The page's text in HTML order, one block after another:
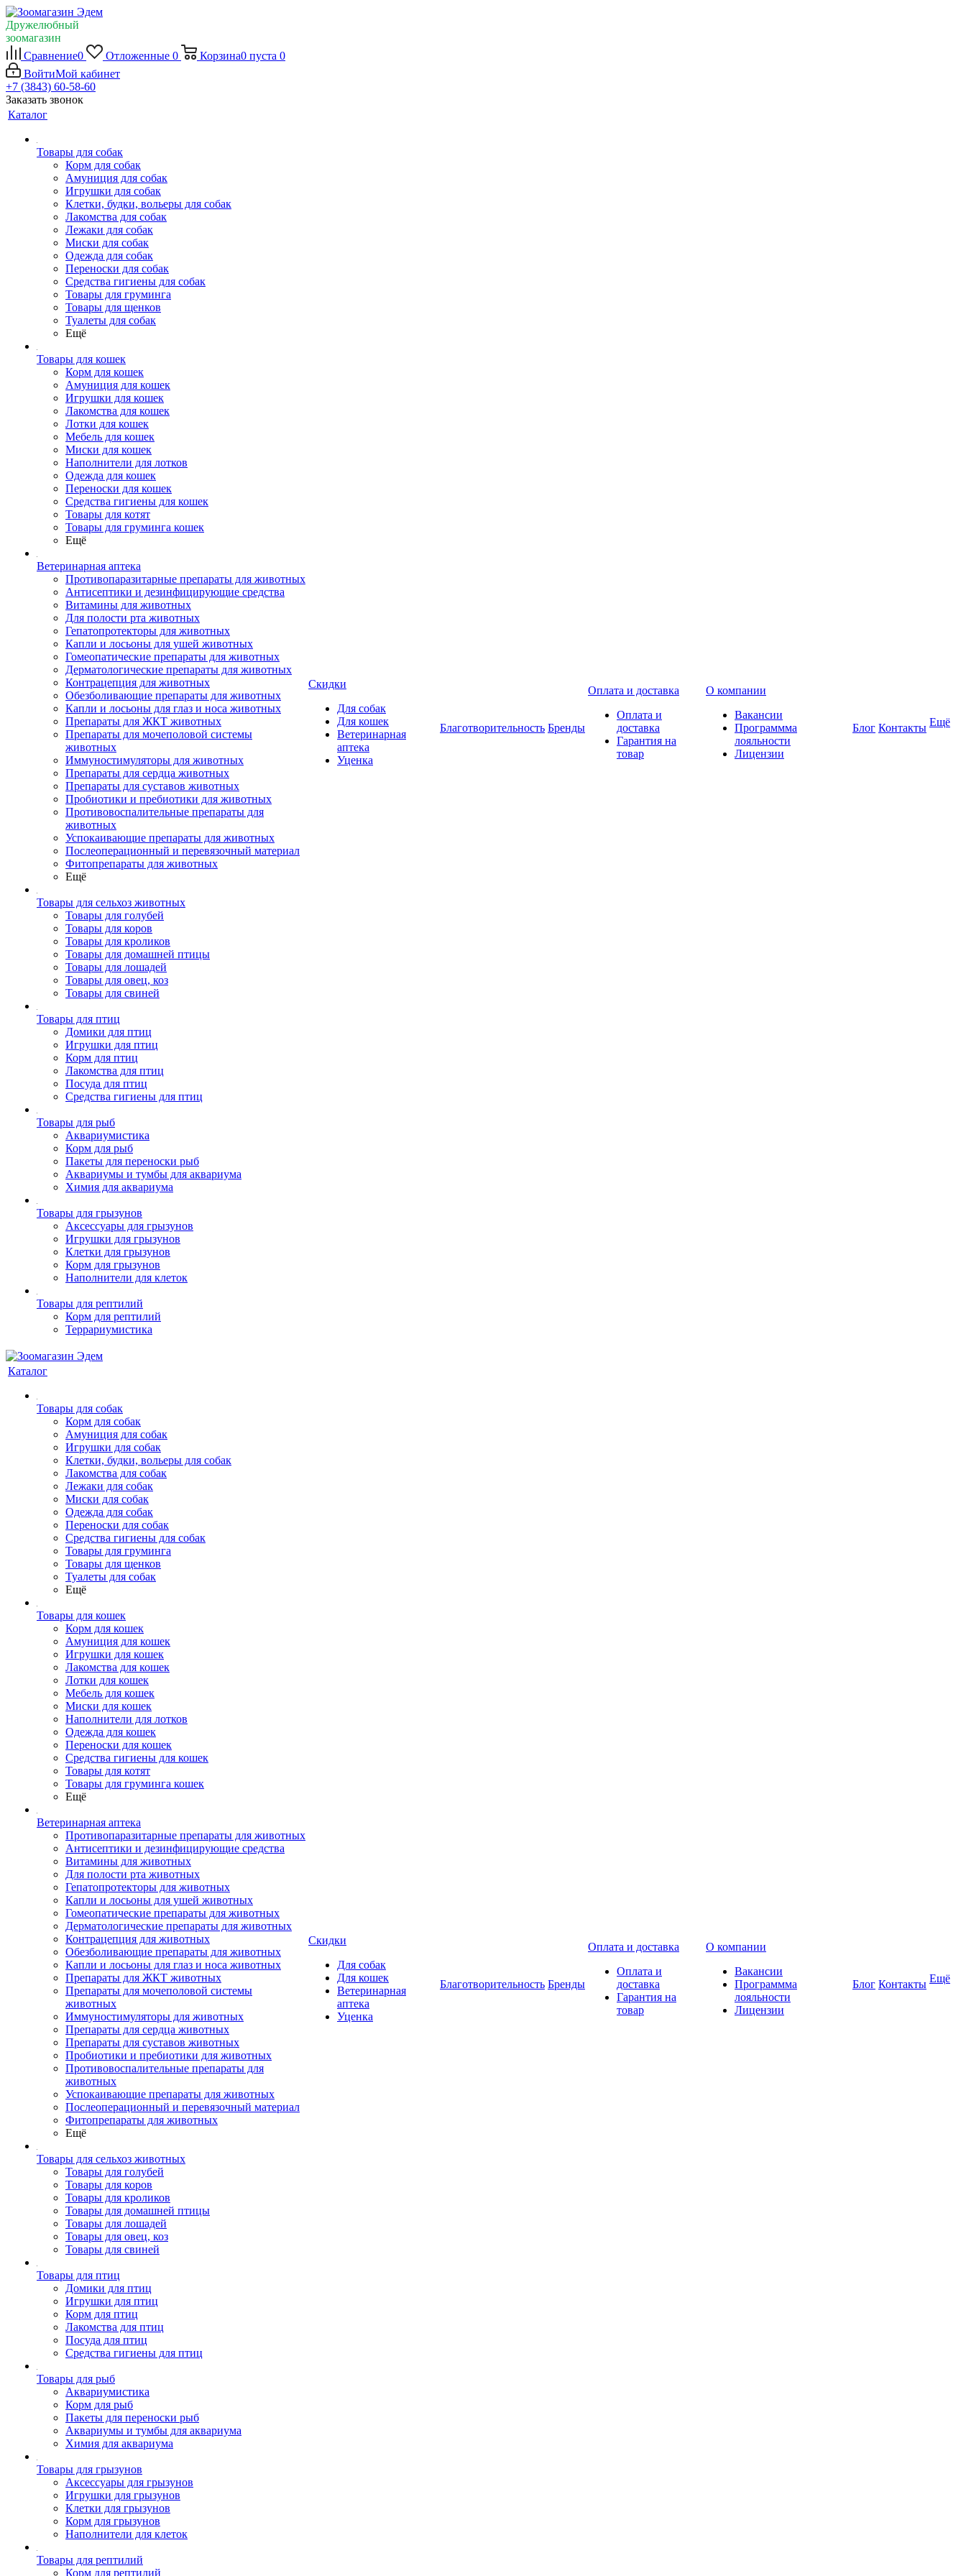
Дружелюбный
зоомагазин
Сравнение0 Отложенные 0 Корзина0 пуста 0
ВойтиМой кабинет
+7 (3843) 60-58-60
Заказать звонок
Каталог
Товары для собак
Корм для собак
Амуниция для собак
Игрушки для собак
Клетки, будки, вольеры для собак
Лакомства для собак
Лежаки для собак
Миски для собак
Одежда для собак
Переноски для собак
Средства гигиены для собак
Товары для груминга
Товары для щенков
Туалеты для собак
Ещё
Товары для кошек
Корм для кошек
Амуниция для кошек
Игрушки для кошек
Лакомства для кошек
Лотки для кошек
Мебель для кошек
Миски для кошек
Наполнители для лотков
Одежда для кошек
Переноски для кошек
Средства гигиены для кошек
Товары для котят
Товары для груминга кошек
Ещё
Ветеринарная аптека
Противопаразитарные препараты для животных
Антисептики и дезинфицирующие средства
Витамины для животных
Для полости рта животных
Гепатопротекторы для животных
Капли и лосьоны для ушей животных
Гомеопатические препараты для животных
Дерматологические препараты для животных
Контрацепция для животных
Обезболивающие препараты для животных
Капли и лосьоны для глаз и носа животных
Препараты для ЖКТ животных
Препараты для мочеполовой системы
животных
Иммуностимуляторы для животных
Препараты для сердца животных
Препараты для суставов животных
Пробиотики и пребиотики для животных
Противовоспалительные препараты для
животных
Успокаивающие препараты для животных
Послеоперационный и перевязочный материал
Фитопрепараты для животных
Ещё
Товары для сельхоз животных
Товары для голубей
Товары для коров
Товары для кроликов
Товары для домашней птицы
Товары для лошадей
Товары для овец, коз
Товары для свиней
Товары для птиц
Домики для птиц
Игрушки для птиц
Корм для птиц
Лакомства для птиц
Посуда для птиц
Средства гигиены для птиц
Товары для рыб
Аквариумистика
Корм для рыб
Пакеты для переноски рыб
Аквариумы и тумбы для аквариума
Химия для аквариума
Товары для грызунов
Аксессуары для грызунов
Игрушки для грызунов
Клетки для грызунов
Корм для грызунов
Наполнители для клеток
Товары для рептилий
Корм для рептилий
Террариумистика
Скидки
Для собак
Для кошек
Ветеринарная
аптека
Уценка
Благотворительность Бренды
Оплата и доставка
Оплата и
доставка
Гарантия на
товар
О компании
Вакансии
Программма
лояльности
Лицензии
Блог Контакты Ещё
Каталог
Товары для собак
Корм для собак
Амуниция для собак
Игрушки для собак
Клетки, будки, вольеры для собак
Лакомства для собак
Лежаки для собак
Миски для собак
Одежда для собак
Переноски для собак
Средства гигиены для собак
Товары для груминга
Товары для щенков
Туалеты для собак
Ещё
Товары для кошек
Корм для кошек
Амуниция для кошек
Игрушки для кошек
Лакомства для кошек
Лотки для кошек
Мебель для кошек
Миски для кошек
Наполнители для лотков
Одежда для кошек
Переноски для кошек
Средства гигиены для кошек
Товары для котят
Товары для груминга кошек
Ещё
Ветеринарная аптека
Противопаразитарные препараты для животных
Антисептики и дезинфицирующие средства
Витамины для животных
Для полости рта животных
Гепатопротекторы для животных
Капли и лосьоны для ушей животных
Гомеопатические препараты для животных
Дерматологические препараты для животных
Контрацепция для животных
Обезболивающие препараты для животных
Капли и лосьоны для глаз и носа животных
Препараты для ЖКТ животных
Препараты для мочеполовой системы
животных
Иммуностимуляторы для животных
Препараты для сердца животных
Препараты для суставов животных
Пробиотики и пребиотики для животных
Противовоспалительные препараты для
животных
Успокаивающие препараты для животных
Послеоперационный и перевязочный материал
Фитопрепараты для животных
Ещё
Товары для сельхоз животных
Товары для голубей
Товары для коров
Товары для кроликов
Товары для домашней птицы
Товары для лошадей
Товары для овец, коз
Товары для свиней
Товары для птиц
Домики для птиц
Игрушки для птиц
Корм для птиц
Лакомства для птиц
Посуда для птиц
Средства гигиены для птиц
Товары для рыб
Аквариумистика
Корм для рыб
Пакеты для переноски рыб
Аквариумы и тумбы для аквариума
Химия для аквариума
Товары для грызунов
Аксессуары для грызунов
Игрушки для грызунов
Клетки для грызунов
Корм для грызунов
Наполнители для клеток
Товары для рептилий
Корм для рептилий
Скидки
Для собак
Для кошек
Ветеринарная
аптека
Уценка
Благотворительность Бренды
Оплата и доставка
Оплата и
доставка
Гарантия на
товар
О компании
Вакансии
Программма
лояльности
Лицензии
Блог Контакты Ещё